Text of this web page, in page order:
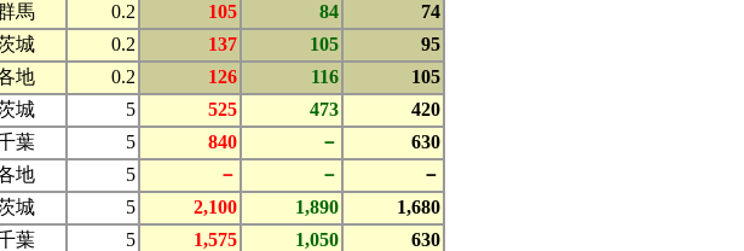
馬 0.2 105 84
74
城 0.2 137 105
95
地 0.2 126 116 105
城 5 525 473
420
葉 5 840 －
630
地 5 － － －
城 5 2,100 1,890
1,680
葉 5 1,575 1,050
630